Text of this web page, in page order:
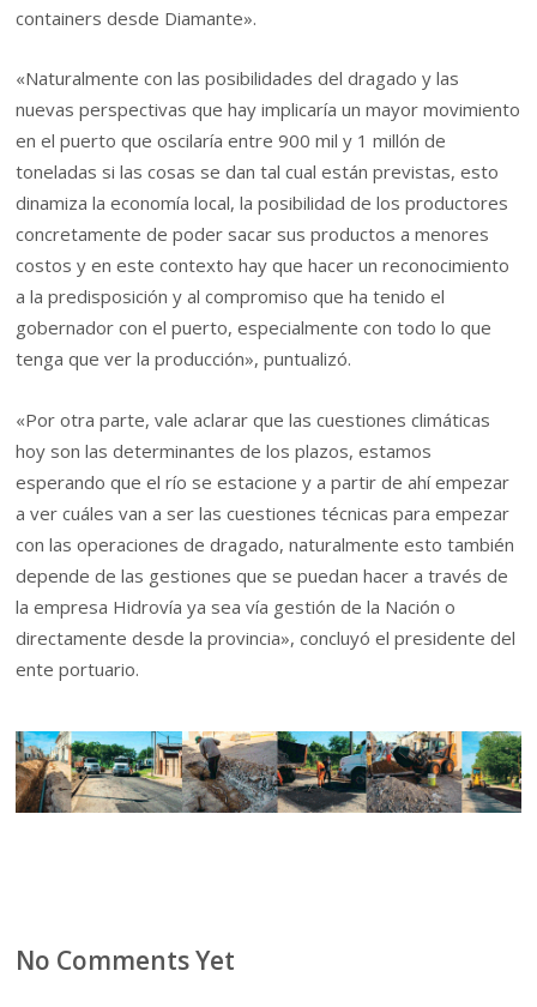
containers desde Diamante».
«Naturalmente con las posibilidades del dragado y las
nuevas perspectivas que hay implicaría un mayor movimiento
en el puerto que oscilaría entre 900 mil y 1 millón de
toneladas si las cosas se dan tal cual están previstas, esto
dinamiza la economía local, la posibilidad de los productores
concretamente de poder sacar sus productos a menores
costos y en este contexto hay que hacer un reconocimiento
a la predisposición y al compromiso que ha tenido el
gobernador con el puerto, especialmente con todo lo que
tenga que ver la producción», puntualizó.
«Por otra parte, vale aclarar que las cuestiones climáticas
hoy son las determinantes de los plazos, estamos
esperando que el río se estacione y a partir de ahí empezar
a ver cuáles van a ser las cuestiones técnicas para empezar
con las operaciones de dragado, naturalmente esto también
depende de las gestiones que se puedan hacer a través de
la empresa Hidrovía ya sea vía gestión de la Nación o
directamente desde la provincia», concluyó el presidente del
ente portuario.
No Comments Yet